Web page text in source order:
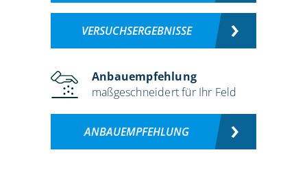
VERSUCHSERGEBNISSE
Anbauempfehlung
maßgeschneidert für Ihr Feld
ANBAUEMPFEHLUNG